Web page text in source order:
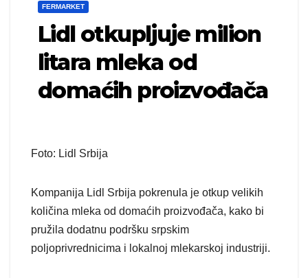
FERMARKET
Lidl otkupljuje milion
litara mleka od
domaćih proizvođača
Foto: Lidl Srbija
Kompanija Lidl Srbija pokrenula je otkup velikih
količina mleka od domaćih proizvođača, kako bi
pružila dodatnu podršku srpskim
poljoprivrednicima i lokalnoj mlekarskoj industriji.